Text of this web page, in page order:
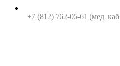
+7 (812) 762-05-61 (мед.